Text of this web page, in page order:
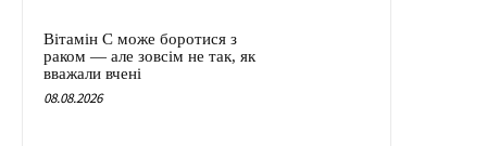
Вітамін C може боротися з
раком — але зовсім не так, як
вважали вчені
08.08.2026